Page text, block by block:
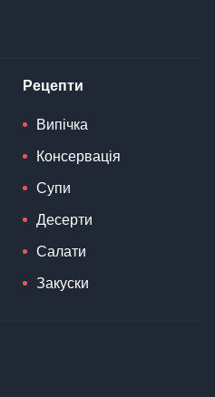
Рецепти
Випічка
Консервація
Супи
Десерти
Салати
Закуски